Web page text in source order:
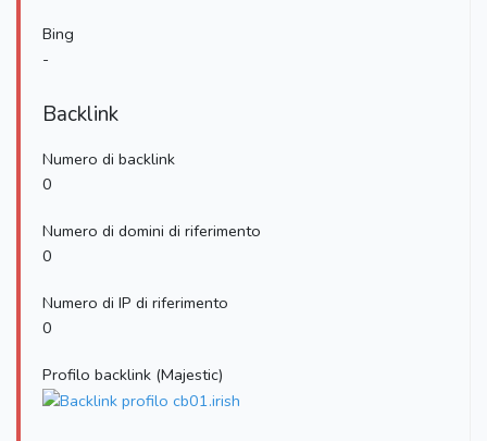
Bing
-
Backlink
Numero di backlink
0
Numero di domini di riferimento
0
Numero di IP di riferimento
0
Profilo backlink (Majestic)